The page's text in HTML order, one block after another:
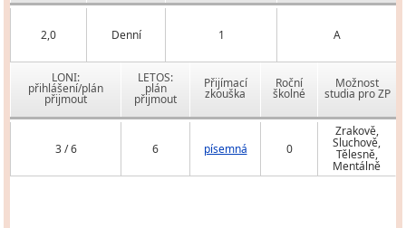
2,0 Denní 1 A
LONI:
přihlášení/plán
přijmout
LETOS:
plán
přijmout
Přijímací
zkouška
Roční
školné
Možnost
studia pro ZP
3 / 6 6 písemná 0
Zrakově,
Sluchově,
Tělesně,
Mentálně